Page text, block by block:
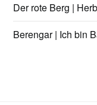
Der rote Berg |
Berengar | Ich bin